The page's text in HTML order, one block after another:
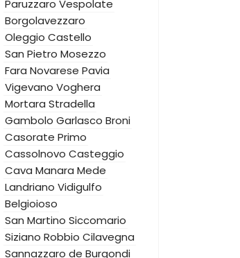
Paruzzaro Vespolate
Borgolavezzaro
Oleggio Castello
San Pietro Mosezzo
Fara Novarese Pavia
Vigevano Voghera
Mortara Stradella
Gambolo Garlasco Broni
Casorate Primo
Cassolnovo Casteggio
Cava Manara Mede
Landriano Vidigulfo
Belgioioso
San Martino Siccomario
Siziano Robbio Cilavegna
Sannazzaro de Burgondi